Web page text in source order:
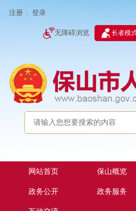
注册 登录
无障碍浏览 长者模
网站首页 保山概览
政务公开 政务服务